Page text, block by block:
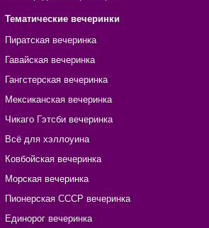
Тематические вечеринки
Пиратская вечеринка
Гавайская вечеринка
Гангстерская вечеринка
Мексиканская вечеринка
Чикаго Гэтсби вечеринка
Всё для хэллоуина
Ковбойская вечеринка
Морская вечеринка
Пионерская СССР вечеринка
Единорог вечеринка